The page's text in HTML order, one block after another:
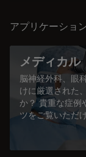
アプリケーショ
メディカル
脳神経外科、眼
けに厳選された
か？ 貴重な症例
ツをご覧いただ